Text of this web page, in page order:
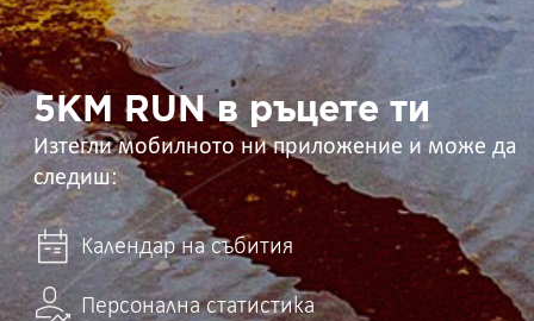
RUN
в
ръцете
ти 5KM RUN в ръцете ти
Изтегли мобилното ни приложение и може да
следиш:
Календар на събития
Персонална статистика